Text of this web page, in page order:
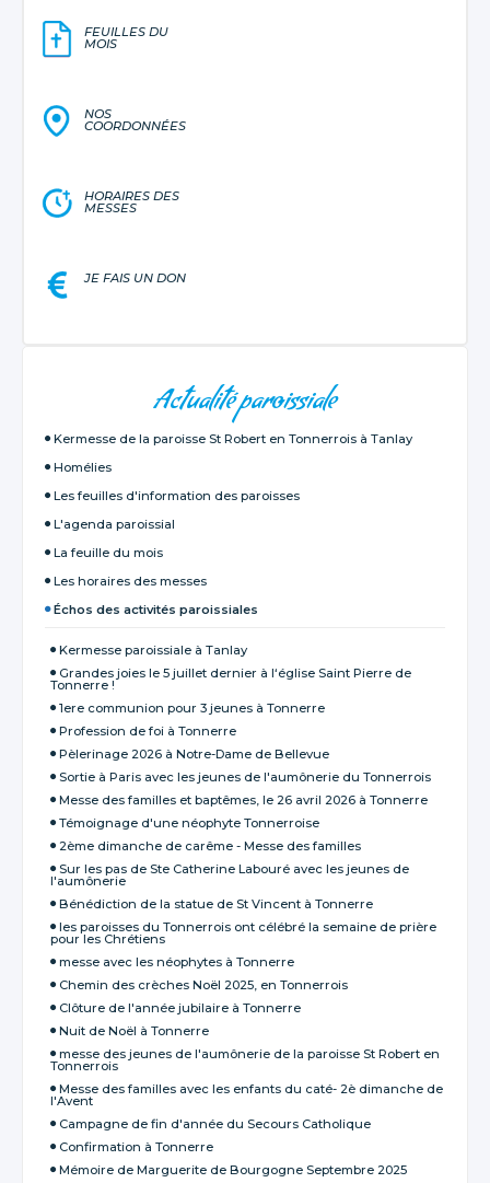
FEUILLES DU
MOIS
NOS
COORDONNÉES
HORAIRES DES
MESSES
JE FAIS UN DON
Actualité paroissiale
Kermesse de la paroisse St Robert en Tonnerrois à Tanlay
Homélies
Les feuilles d'information des paroisses
L'agenda paroissial
La feuille du mois
Les horaires des messes
Échos des activités paroissiales
Kermesse paroissiale à Tanlay
Grandes joies le 5 juillet dernier à l‘église Saint Pierre de
Tonnerre !
1ere communion pour 3 jeunes à Tonnerre
Profession de foi à Tonnerre
Pèlerinage 2026 à Notre-Dame de Bellevue
Sortie à Paris avec les jeunes de l'aumônerie du Tonnerrois
Messe des familles et baptêmes, le 26 avril 2026 à Tonnerre
Témoignage d'une néophyte Tonnerroise
2ème dimanche de carême - Messe des familles
Sur les pas de Ste Catherine Labouré avec les jeunes de
l'aumônerie
Bénédiction de la statue de St Vincent à Tonnerre
les paroisses du Tonnerrois ont célébré la semaine de prière
pour les Chrétiens
messe avec les néophytes à Tonnerre
Chemin des crèches Noël 2025, en Tonnerrois
Clôture de l'année jubilaire à Tonnerre
Nuit de Noël à Tonnerre
messe des jeunes de l'aumônerie de la paroisse St Robert en
Tonnerrois
Messe des familles avec les enfants du caté- 2è dimanche de
l'Avent
Campagne de fin d'année du Secours Catholique
Confirmation à Tonnerre
Mémoire de Marguerite de Bourgogne Septembre 2025